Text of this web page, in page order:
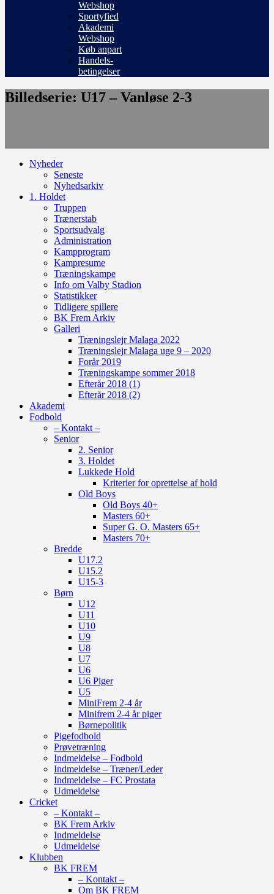
Webshop
Sportyfied
Akademi
Webshop
Køb anpart
Handels-
betingelser
Billedserie: U17 – Vanløse 2-3
Nyheder
Seneste
Nyhedsarkiv
1. Holdet
Truppen
Trænerstab
Sportsudvalg
Administration
Kampprogram
Kampresume
Træningskampe
Info om Valby Stadion
Statistikker
Tidligere spillere
BK Frem Arkiv
Galleri
Træningslejr Malaga 2022
Træningslejr Malaga uge 9 – 2020
Forår 2019
Træningskampe sommer 2018
Efterår 2018 (1)
Efterår 2018 (2)
Akademi
Fodbold
– Kontakt –
Senior
2. Senior
3. Holdet
Lukkede Hold
Kriterier for oprettelse af hold
Old Boys
Old Boys 40+
Masters 60+
Super G. O. Masters 65+
Masters 70+
Bredde
U17.2
U15.2
U15-3
Børn
U12
U11
U10
U9
U8
U7
U6
U6 Piger
U5
MiniFrem 2-4 år
Minifrem 2-4 år piger
Børnepolitik
Pigefodbold
Prøvetræning
Indmeldelse – Fodbold
Indmeldelse – Træner/Leder
Indmeldelse – FC Prostata
Udmeldelse
Cricket
– Kontakt –
BK Frem Arkiv
Indmeldelse
Udmeldelse
Klubben
BK FREM
– Kontakt –
Om BK FREM